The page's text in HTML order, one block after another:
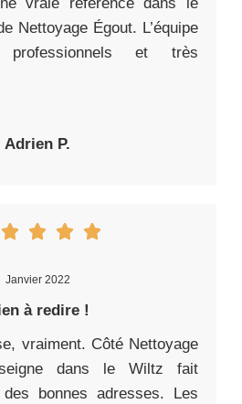
Nettoyage Égout. L’équipe
et très
Adrien P.
Janvier 2022
à redire !
vraiment. Côté Nettoyage
dans le Wiltz fait
bonnes adresses. Les